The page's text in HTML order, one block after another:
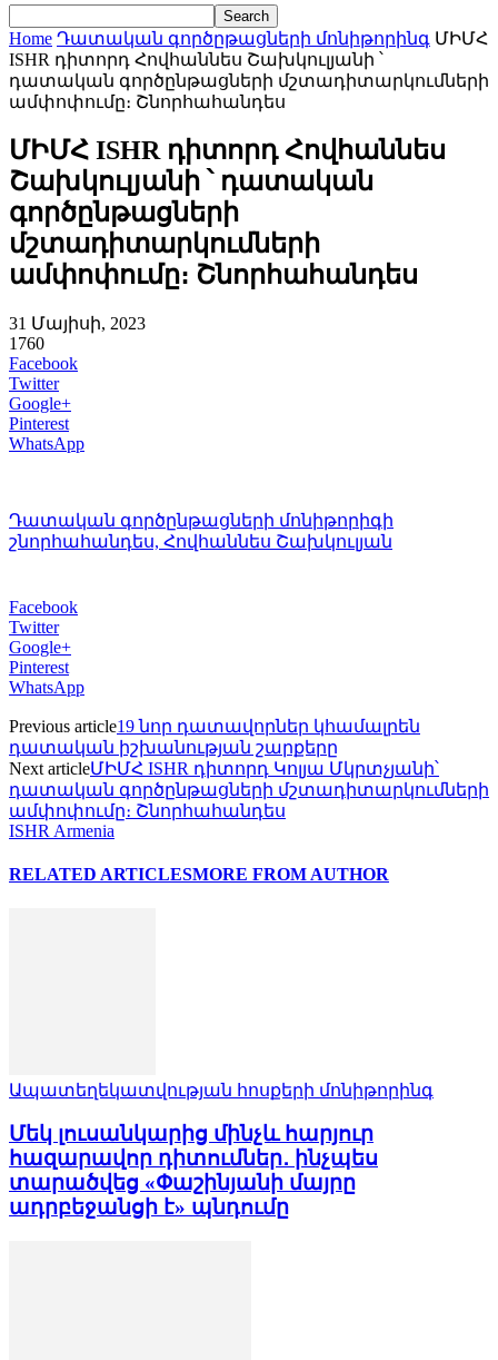
Home Դատական գործըթացների մոնիթորինգ ՄԻՄՀ
ISHR դիտորդ Հովհաննես Շախկուլյանի ՝
դատական գործընթացների մշտադիտարկումների
ամփոփումը։ Շնորհահանդես
ՄԻՄՀ ISHR դիտորդ Հովհաննես
Շախկուլյանի ՝ դատական
գործընթացների
մշտադիտարկումների
ամփոփումը։ Շնորհահանդես
31 Մայիսի, 2023
1760
Facebook
Twitter
Google+
Pinterest
WhatsApp
Դատական գործընթացների մոնիթորիգի
շնորհահանդես, Հովհաննես Շախկուլյան
Facebook
Twitter
Google+
Pinterest
WhatsApp
Previous article19 նոր դատավորներ կհամալրեն
դատական իշխանության շարքերը
Next articleՄԻՄՀ ISHR դիտորդ Կոլյա Մկրտչյանի՝
դատական գործընթացների մշտադիտարկումների
ամփոփումը։ Շնորհահանդես
ISHR Armenia
RELATED ARTICLESMORE FROM AUTHOR
Ապատեղեկատվության հոսքերի մոնիթորինգ
Մեկ լուսանկարից մինչև հարյուր
հազարավոր դիտումներ․ ինչպես
տարածվեց «Փաշինյանի մայրը
ադրբեջանցի է» պնդումը